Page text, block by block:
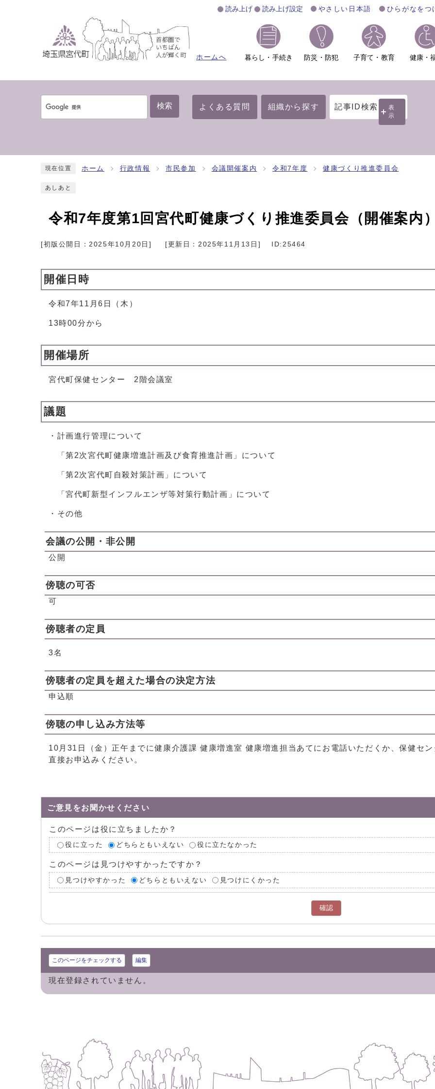
読み上げ 読み上げ設定 やさしい日本語 ひらがなをつ
ホームへ 暮らし・手続き 防災・防犯 子育て・教育 健康・
検索 よくある質問 組織から探す 記事ID検索
表
示
現在位置 ホーム 行政情報 市民参加 会議開催案内 令和7年度 健康づくり推進委員会
あしあと
令和7年度第1回宮代町健康づくり推進委員会（開催案内）
[初版公開日：2025年10月20日 ] [更新日：2025年11月13日 ] ID:25464
開催日時
令和7年11月6日（木）
13時00分から
開催場所
宮代町保健センター 2階会議室
議題
・計画進行管理について
「第2次宮代町健康増進計画及び食育推進計画」について
「第2次宮代町自殺対策計画」について
「宮代町新型インフルエンザ等対策行動計画」について
・その他
会議の公開・非公開
公開
傍聴の可否
可
傍聴者の定員
3名
傍聴者の定員を超えた場合の決定方法
申込順
傍聴の申し込み方法等
10月31日（金）正午までに健康介護課 健康増進室 健康増進担当あてにお電話いただくか、保健セン
直接お申込みください。
ご意見をお聞かせください
このページは役に立ちましたか？
役に立った どちらともいえない 役に立たなかった
このページは見つけやすかったですか？
見つけやすかった どちらともいえない 見つけにくかった
確認
このページをチェックする 編集
現在登録されていません。